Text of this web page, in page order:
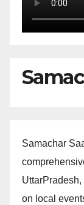
Samachar
on local